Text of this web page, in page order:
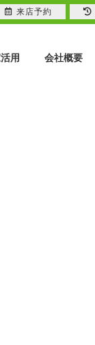
用 会社概要
来店予約